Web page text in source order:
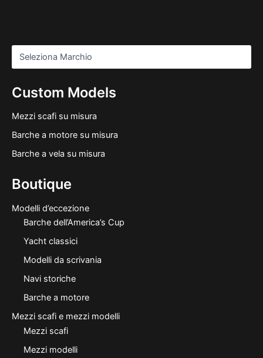
Custom Models
Mezzi scafi su misura
Barche a motore su misura
Barche a vela su misura
Boutique
Modelli d’eccezione
Barche dell’America’s Cup
Yacht classici
Modelli da scrivania
Navi storiche
Barche a motore
Mezzi scafi e mezzi modelli
Mezzi scafi
Mezzi modelli